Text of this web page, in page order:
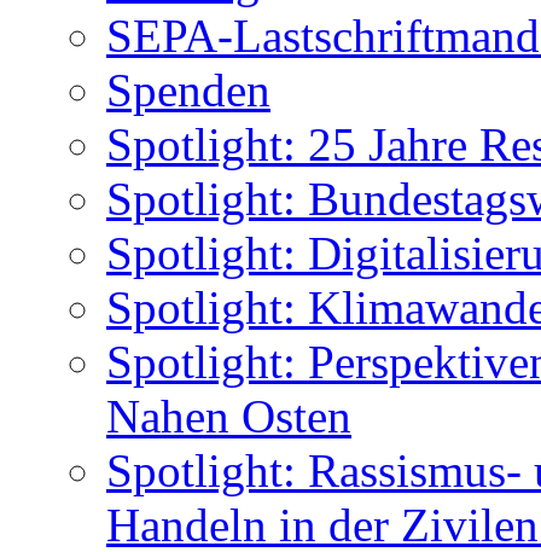
SEPA-
Spenden
Spotlight: 25 Jahre
Spotlight:
Spotlight:
Spotlight:
Spotlight:
Nahen Osten
Spotlight:
Handeln in der